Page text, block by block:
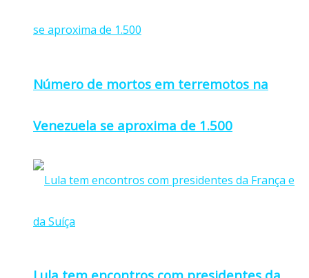
Número de mortos em terremotos na
Venezuela se aproxima de 1.500